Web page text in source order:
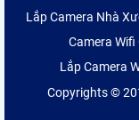
Lắp Camera Nhà
Camera Wifi
Lắp Camera
Copyrights ©